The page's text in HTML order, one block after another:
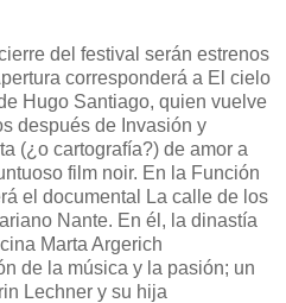
del festival serán estrenos
corresponderá a El cielo
Hugo Santiago, quien vuelve
después de Invasión y
(¿o cartografía?) de amor a
film noir. En la Función
el documental La calle de los
Nante. En él, la dinastía
Marta Argerich
de la música y la pasión; un
Lechner y su hija